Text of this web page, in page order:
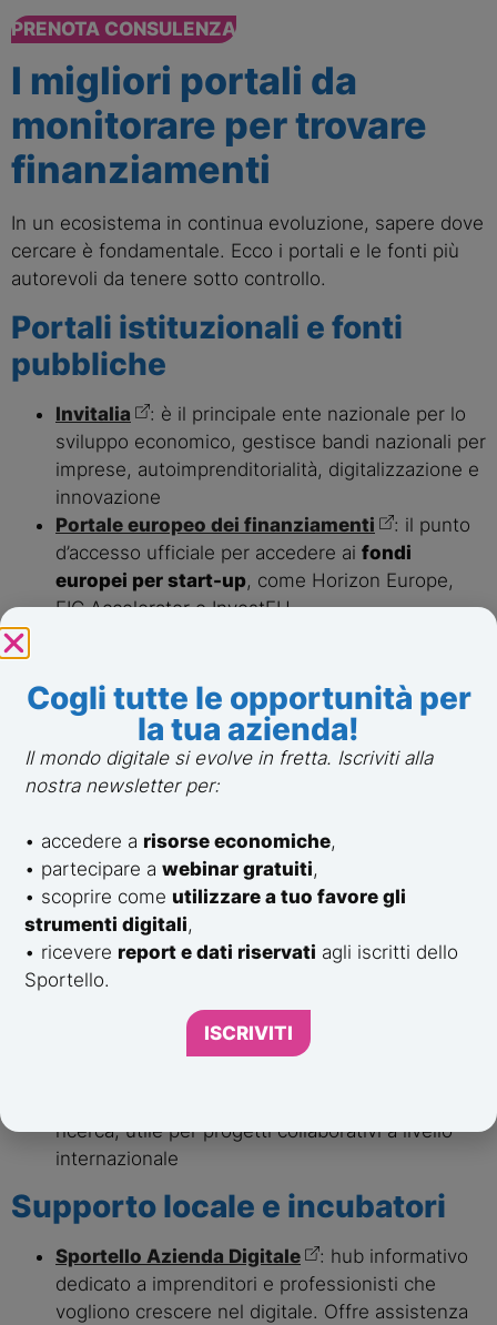
PRENOTA CONSULENZA
I migliori portali da
monitorare per trovare
finanziamenti
In un ecosistema in continua evoluzione, sapere dove
cercare è fondamentale. Ecco i portali e le fonti più
autorevoli da tenere sotto controllo.
Portali istituzionali e fonti
pubbliche
Invitalia
: è il principale ente nazionale per lo
sviluppo economico, gestisce bandi nazionali per
imprese, autoimprenditorialità, digitalizzazione e
innovazione
Portale europeo dei finanziamenti
: il punto
d’accesso ufficiale per accedere ai fondi
europei per start-up, come Horizon Europe,
EIC Accelerator o InvestEU
con focus su sostenibilità, green economy e
trasformazione digitale
Piattaforme specializzate in
start-up e innovazione
Start Up Italia
: sito gestito da un team di
professionisti con aggiornamenti quotidiani su
bandi a fondo perduto per start-up, opportunità,
eventi e storie di successo
First – ART-ER
: un servizio informativo con
banca dati tecnica che raccoglie bandi per
Ricerca & Sviluppo e cooperazione pubblico-
ricerca, utile per progetti collaborativi a livello
internazionale
Supporto locale e incubatori
Sportello Azienda Digitale
: hub informativo
dedicato a imprenditori e professionisti che
vogliono crescere nel digitale. Offre assistenza
Cogli tutte le opportunità per
la tua azienda!
Il mondo digitale si evolve in fretta. Iscriviti alla
nostra newsletter per:
• accedere a risorse economiche,
• partecipare awebinar gratuiti,
• scoprire come utilizzare a tuo favore gli
strumenti digitali,
• ricevere report e dati riservati agli iscritti dello
Sportello.
ISCRIVITI